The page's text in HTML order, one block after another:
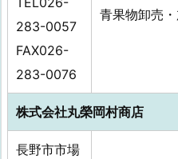
283-0057
FAX026-
283-0076
青果物卸売・
株式会社丸榮岡村商店
長野市市場